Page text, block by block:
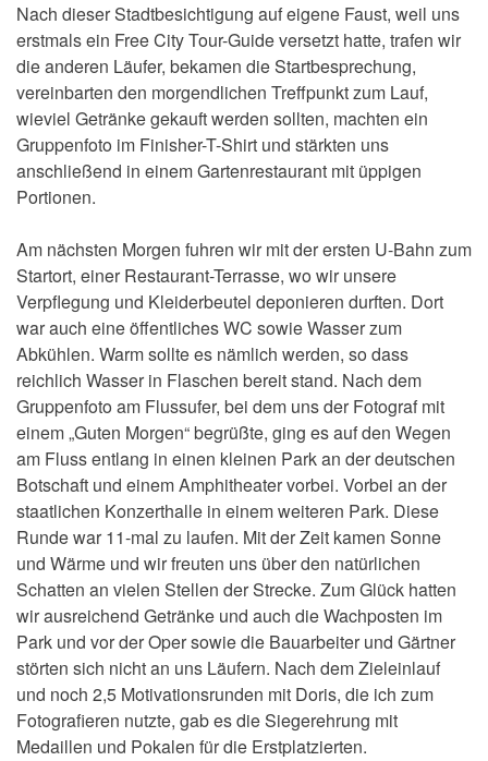
Nach dieser Stadtbesichtigung auf eigene Faust, weil uns
erstmals ein Free City Tour-Guide versetzt hatte, trafen wir
die anderen Läufer, bekamen die Startbesprechung,
vereinbarten den morgendlichen Treffpunkt zum Lauf,
wieviel Getränke gekauft werden sollten, machten ein
Gruppenfoto im Finisher-T-Shirt und stärkten uns
anschließend in einem Gartenrestaurant mit üppigen
Portionen.
Am nächsten Morgen fuhren wir mit der ersten U-Bahn zum
Startort, einer Restaurant-Terrasse, wo wir unsere
Verpflegung und Kleiderbeutel deponieren durften. Dort
war auch eine öffentliches WC sowie Wasser zum
Abkühlen. Warm sollte es nämlich werden, so dass
reichlich Wasser in Flaschen bereit stand. Nach dem
Gruppenfoto am Flussufer, bei dem uns der Fotograf mit
einem „Guten Morgen“ begrüßte, ging es auf den Wegen
am Fluss entlang in einen kleinen Park an der deutschen
Botschaft und einem Amphitheater vorbei. Vorbei an der
staatlichen Konzerthalle in einem weiteren Park. Diese
Runde war 11-mal zu laufen. Mit der Zeit kamen Sonne
und Wärme und wir freuten uns über den natürlichen
Schatten an vielen Stellen der Strecke. Zum Glück hatten
wir ausreichend Getränke und auch die Wachposten im
Park und vor der Oper sowie die Bauarbeiter und Gärtner
störten sich nicht an uns Läufern. Nach dem Zieleinlauf
und noch 2,5 Motivationsrunden mit Doris, die ich zum
Fotografieren nutzte, gab es die Siegerehrung mit
Medaillen und Pokalen für die Erstplatzierten.